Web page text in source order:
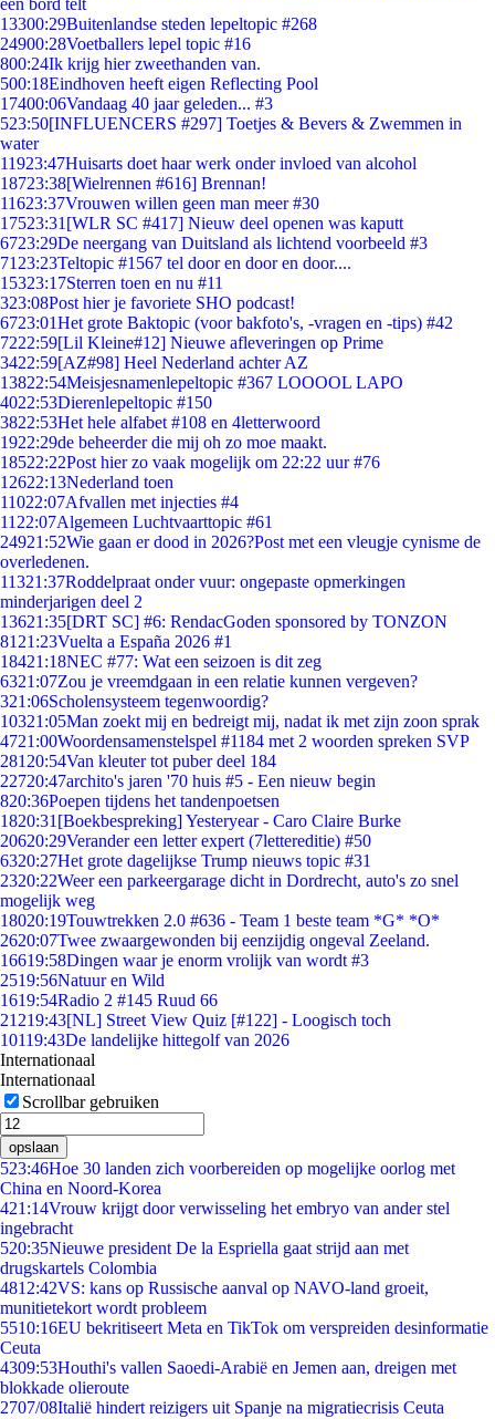
een bord telt
13300:29Buitenlandse steden lepeltopic #268
24900:28Voetballers lepel topic #16
800:24Ik krijg hier zweethanden van.
500:18Eindhoven heeft eigen Reflecting Pool
17400:06Vandaag 40 jaar geleden... #3
523:50[INFLUENCERS #297] Toetjes & Bevers & Zwemmen in
water
11923:47Huisarts doet haar werk onder invloed van alcohol
18723:38[Wielrennen #616] Brennan!
11623:37Vrouwen willen geen man meer #30
17523:31 [WLR SC #417] Nieuw deel openen was kaputt
6723:29De neergang van Duitsland als lichtend voorbeeld #3
71 23:23Teltopic #1567 tel door en door en door....
15323:17Sterren toen en nu #11
323:08Post hier je favoriete SHO podcast!
6723:01Het grote Baktopic (voor bakfoto's, -vragen en -tips) #42
7222:59[Lil Kleine#12] Nieuwe afleveringen op Prime
3422:59[AZ#98] Heel Nederland achter AZ
13822:54Meisjesnamenlepeltopic #367 LOOOOL LAPO
4022:53Dierenlepeltopic #150
3822:53Het hele alfabet #108 en 4letterwoord
1922:29de beheerder die mij oh zo moe maakt.
18522:22Post hier zo vaak mogelijk om 22:22 uur #76
12622:13Nederland toen
11022:07Afvallen met injecties #4
11 22:07Algemeen Luchtvaarttopic #61
24921:52Wie gaan er dood in 2026?Post met een vleugje cynisme de
overledenen.
11321:37Roddelpraat onder vuur: ongepaste opmerkingen
minderjarigen deel 2
13621:35[DRT SC] #6: RendacGoden sponsored by TONZON
81 21:23Vuelta a España 2026 #1
18421:18NEC #77: Wat een seizoen is dit zeg
6321:07Zou je vreemdgaan in een relatie kunnen vergeven?
321:06Scholensysteem tegenwoordig?
10321:05Man zoekt mij en bedreigt mij, nadat ik met zijn zoon sprak
4721:00Woordensamenstelspel #1184 met 2 woorden spreken SVP
281 20:54Van kleuter tot puber deel 184
22720:47archito's jaren '70 huis #5 - Een nieuw begin
820:36Poepen tijdens het tandenpoetsen
1820:31 [Boekbespreking] Yesteryear - Caro Claire Burke
20620:29Verander een letter expert (7lettereditie) #50
6320:27Het grote dagelijkse Trump nieuws topic #31
2320:22Weer een parkeergarage dicht in Dordrecht, auto's zo snel
mogelijk weg
18020:19Touwtrekken 2.0 #636 - Team 1 beste team *G* *O*
2620:07Twee zwaargewonden bij eenzijdig ongeval Zeeland.
16619:58Dingen waar je enorm vrolijk van wordt #3
2519:56Natuur en Wild
1619:54Radio 2 #145 Ruud 66
21219:43[NL] Street View Quiz [#122] - Loogisch toch
10119:43De landelijke hittegolf van 2026
Internationaal
Internationaal
Scrollbar gebruiken
opslaan
523:46Hoe 30 landen zich voorbereiden op mogelijke oorlog met
China en Noord-Korea
421:14Vrouw krijgt door verwisseling het embryo van ander stel
ingebracht
520:35Nieuwe president De la Espriella gaat strijd aan met
drugskartels Colombia
4812:42VS: kans op Russische aanval op NAVO-land groeit,
munitietekort wordt probleem
5510:16EU bekritiseert Meta en TikTok om verspreiden desinformatie
Ceuta
4309:53Houthi's vallen Saoedi-Arabië en Jemen aan, dreigen met
blokkade olieroute
2707/08Italië hindert reizigers uit Spanje na migratiecrisis Ceuta